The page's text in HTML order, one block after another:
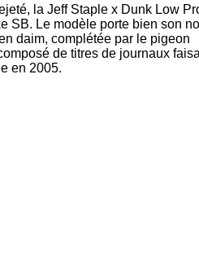
la Jeff Staple x Dunk Low
SB. Le modèle porte bien son
daim, complétée par le pigeon
de titres de journaux
en 2005.